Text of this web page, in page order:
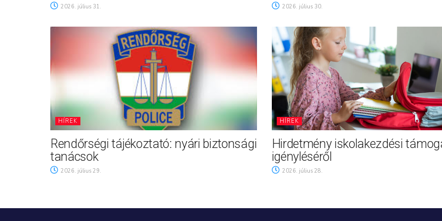
2026. július 31. 2026. július 30.
HÍREK
Rendőrségi tájékoztató: nyári biztonsági
tanácsok
2026. július 29.
HÍREK
Hirdetmény iskolakezdési
igényléséről
2026. július 28.